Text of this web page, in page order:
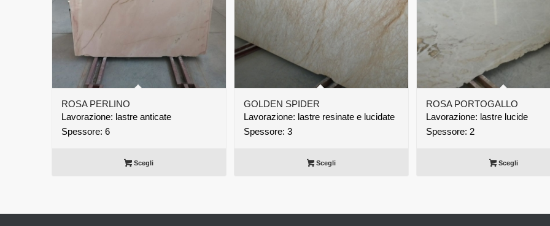
ROSA PERLINO
Lavorazione: lastre anticate
Spessore: 6
Scegli
GOLDEN SPIDER
Lavorazione: lastre resinate e lucidate
Spessore: 3
Scegli
ROSA PORTOGALLO
Lavorazione: lastre lucide
Spessore: 2
Scegli